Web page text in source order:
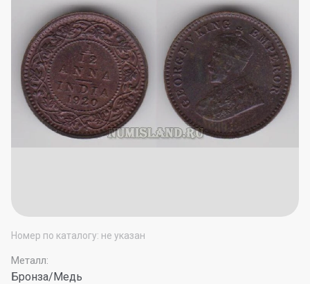
Номер по каталогу: не указан
Металл:
Бронза/Медь